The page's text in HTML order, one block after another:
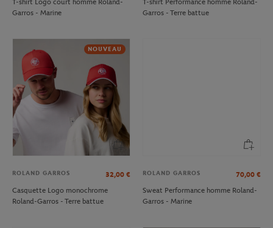
T-shirt Logo court homme Roland-
Garros - Marine
T-shirt Performance homme Roland-
Garros - Terre battue
NOUVEAU
ROLAND GARROS 32,00 €
Casquette Logo monochrome
Roland-Garros - Terre battue
ROLAND GARROS 70,00 €
Sweat Performance homme Roland-
Garros - Marine